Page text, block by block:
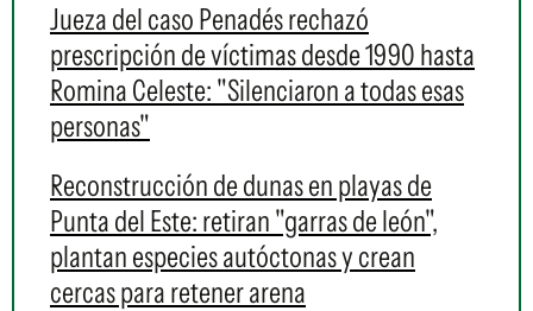
Jueza del caso Penadés rechazó
prescripción de víctimas desde 1990 hasta
Romina Celeste: "Silenciaron a todas esas
personas"
Reconstrucción de dunas en playas de
Punta del Este: retiran "garras de león",
plantan especies autóctonas y crean
cercas para retener arena